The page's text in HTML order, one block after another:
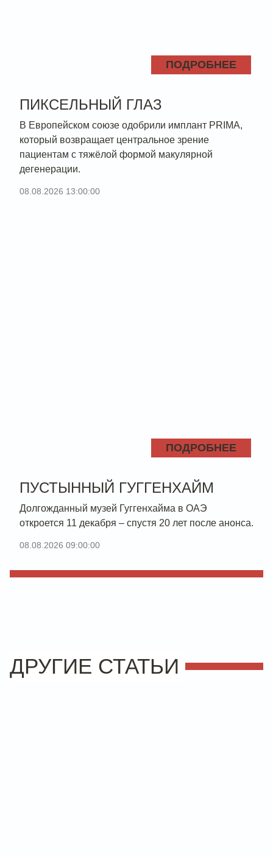
ПОДРОБНЕЕ
ПИКСЕЛЬНЫЙ ГЛАЗ
В Европейском союзе одобрили имплант PRIMA,
который возвращает центральное зрение
пациентам с тяжёлой формой макулярной
дегенерации.
08.08.2026 13:00:00
ПОДРОБНЕЕ
ПУСТЫННЫЙ ГУГГЕНХАЙМ
Долгожданный музей Гуггенхайма в ОАЭ
откроется 11 декабря – спустя 20 лет после анонса.
08.08.2026 09:00:00
ДРУГИЕ СТАТЬИ